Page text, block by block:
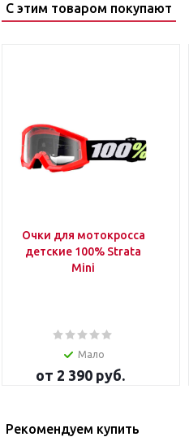
С этим товаром покупают
Очки для мотокросса
детские 100% Strata
Mini
Мало
от 2 390 руб.
Рекомендуем купить